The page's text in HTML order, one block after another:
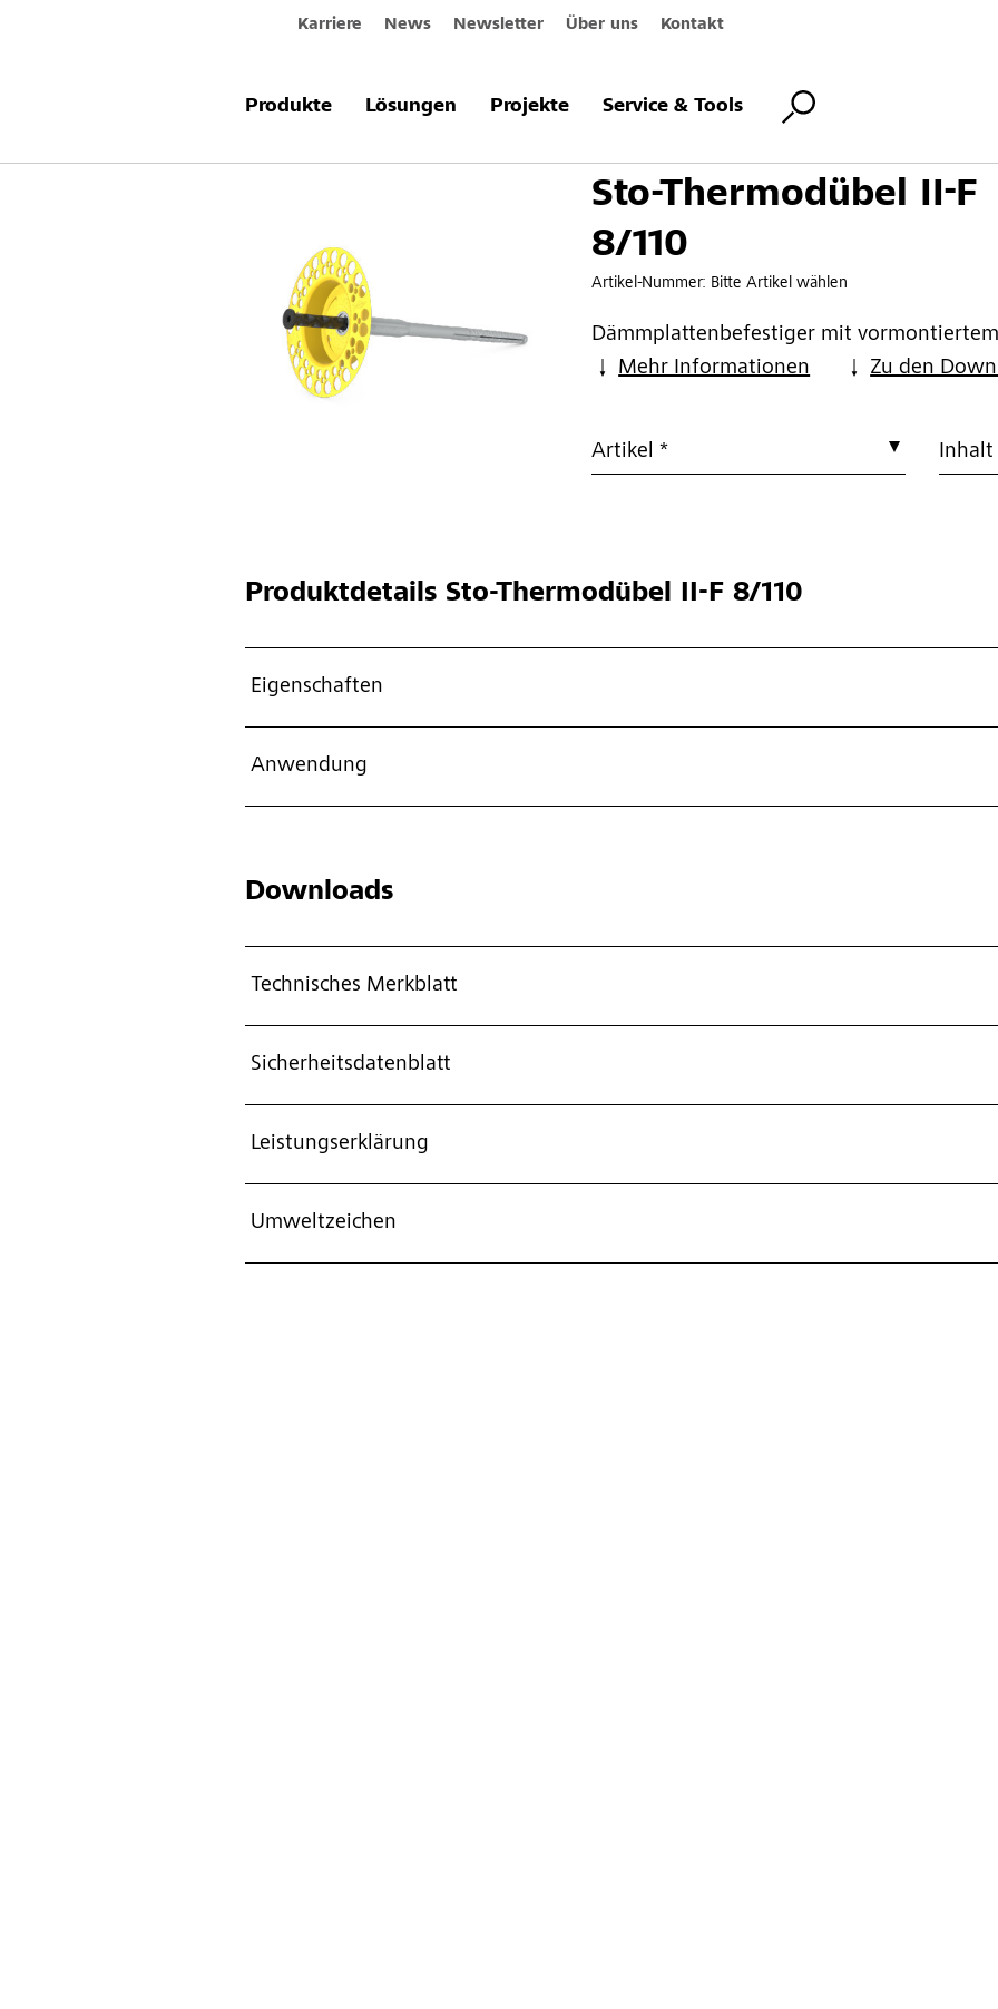
Karriere News Newsletter Über uns Kontakt
Produkte Lösungen Projekte Service & Tools
Produkte & Systeme Sto-Thermodübel II-F 8/110
Sto-Thermodübel II-F
8/110
Artikel-Nummer: Bitte Artikel wählen
Dämmplattenbefestiger mit
Mehr Informationen
Zu den
Artikel * Inhalt
ProduktdetailsSto-Thermodübel II-F 8/110
Eigenschaften
Anwendung
Downloads
Technisches Merkblatt
Sicherheitsdatenblatt
Leistungserklärung
Umweltzeichen